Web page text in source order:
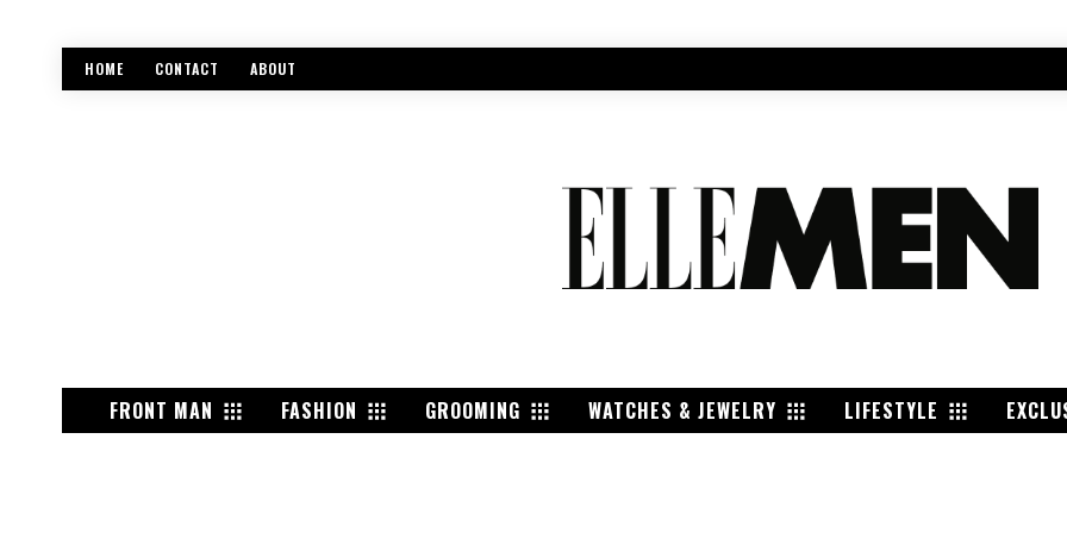
HOME CONTACT ABOUT
FRONT MAN FASHION GROOMING WATCHES & JEWELRY LIFESTYLE